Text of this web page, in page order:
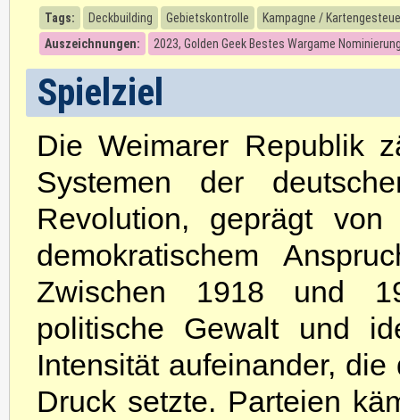
Tags: Deckbuilding Gebietskontrolle
Kampagne /
Auszeichnungen:
2023, Golden Geek Bestes Wargame
Spielziel
Die Weimarer Republik
Systemen der
Revolution, geprägt
demokratischem
Zwischen 1918 und
politische Gewalt und
Intensität aufeinander,
Druck setzte. Parteien